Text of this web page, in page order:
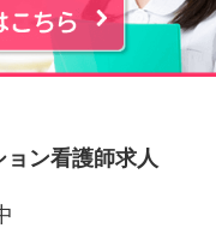
ョン看護師求人